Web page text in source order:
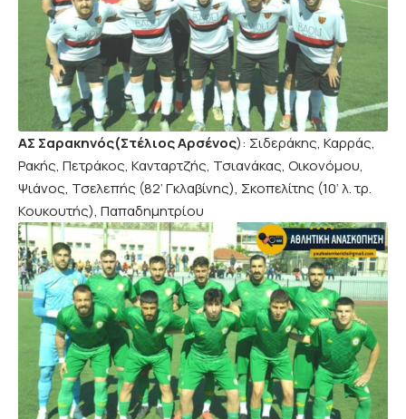
ΑΣ Σαρακηνός(Στέλιος Αρσένος): Σιδεράκης, Καρράς,
Ρακής, Πετράκος, Κανταρτζής, Τσιανάκας, Οικονόμου,
Ψιάνος, Τσελεπής (82’ Γκλαβίνης), Σκοπελίτης (10’ λ. τρ.
Κουκουτής), Παπαδημητρίου